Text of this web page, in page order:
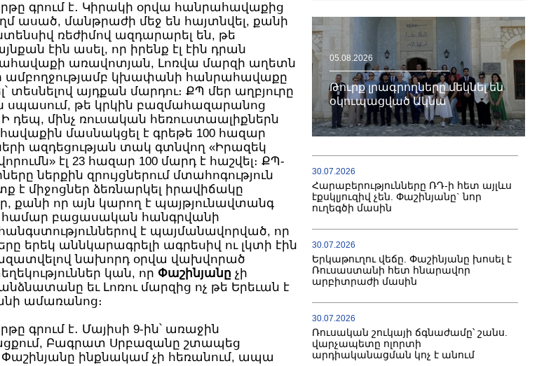
գրում է․ Կիրակի օրվա հանրահավաքից
ասած, մանթրաժի մեջ են հայտնվել, քանի
ռեժիմով ազդարարել են, թե շարժումը
ասել, որ իրենք էլ էին դրան հավատացել եւ
Լոռվա մարզի աղետն էլ, հույս են
կխափանի հանրահավաքը եւ
այդքան մարդու։ ՔՊ մեր աղբյուրը
սպասում, թե կրկին բազմահազարանոց
դեպ, մինչ ռուսական հեռուստաալիքներն
մասնակցել է գրեթե 100 հազար
ազդեցության տակ գտնվող «Իրազեկ
էլ 23 հազար 100 մարդ է հաշվել։ ՔՊ-
ներքին զրույցներում մտահոգություն էին
ձեռնարկել իրավիճակը
քանի որ այն կարող է պայթյունավտանգ
համար բացասական հանգրվանի
է պայմանավորված, որ
երեկ աննկարագրելի ագրեսիվ ու լկտի էին
նախորդ օրվա վախվորած
կան, որՓաշինյանըչի գիշերել
եւ Լոռու մարզից ոչ թե Երեւան է
ամառանոց։
գրում է․ Մայիսի 9-ին՝ առաջին
Բագրատ Սրբազանը շտապեց
ինքնակամ չի հեռանում, ապա
05.08.2026
Թուրք լրագրողները մեկնել են
օկուպացված Ակնա
30.07.2026
Հարաբերությունները ՌԴ-ի հետ այլևս
էքսկլյուզիվ չեն. Փաշինյանը` նոր
ուղեգծի մասին
30.07.2026
Երկաթուղու վեճը. Փաշինյանը խոսել է
Ռուսաստանի հետ հնարավոր
արբիտրաժի մասին
30.07.2026
Ռուսական շուկայի ճգնաժամը՝ շանս.
վարչապետը ոլորտի
արդիականացման կոչ է անում